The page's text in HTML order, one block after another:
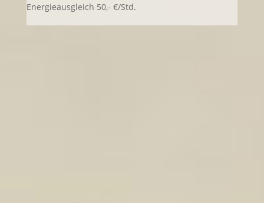
Energieausgleich 50,- €/Std.